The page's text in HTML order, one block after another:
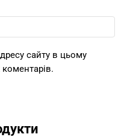
сайту в цьому